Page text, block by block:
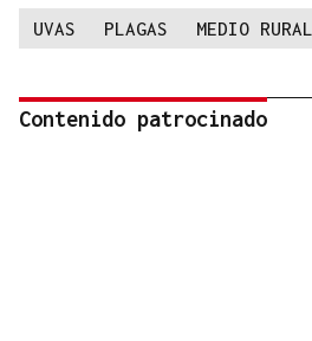
UVAS PLAGAS MEDIO RURAL
Contenido patrocinado